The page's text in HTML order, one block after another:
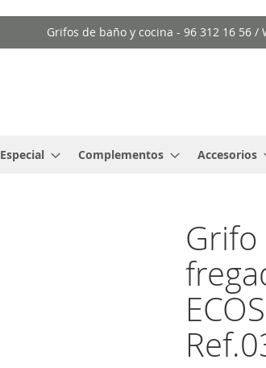
Grifos de baño y cocina - 96 312 16 56 /
Especial Complementos Accesorios